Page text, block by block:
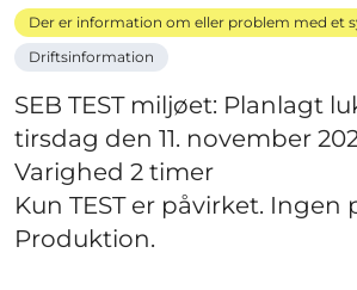
Der er information om eller problem med et
Driftsinformation
SEB TEST miljøet: Planlagt
tirsdag den 11. november
Varighed 2 timer
Kun TEST er påvirket.
Produktion.